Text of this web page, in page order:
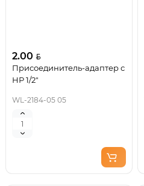
2.00
Присоединитель-адаптер с
НР 1/2"
WL-2184-05 05